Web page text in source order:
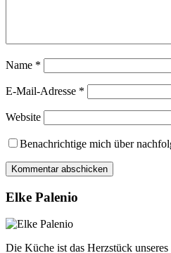
Name *
E-Mail-Adresse *
Website
Benachrichtige mich über
Elke Palenio
Die Küche ist das Herzstück